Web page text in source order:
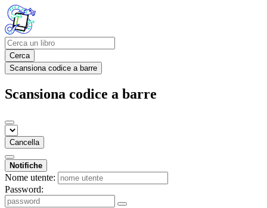
Cerca
Scansiona codice a barre
Scansiona codice a barre
Cancella
Notifiche
Nome utente:
Password: